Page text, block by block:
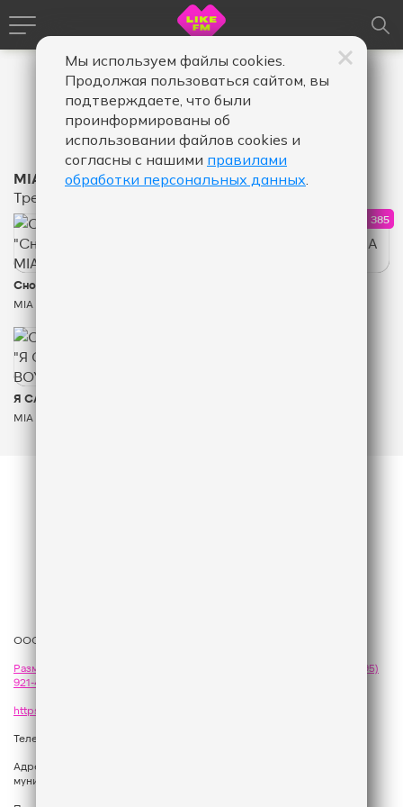
MIA BOYKA
Треки
КОЛИЧЕСТВО ЛАЙКОВ ЗА "СНОВА ДОЖДЬ - MIA
Снова Дождь
MIA BOYKA
1 385
Я САМАЯ
MIA BOYKA
ООО «ГПМ Радио», 2026
Размещение рекламы
+7 (495)
921-40-41
https://gpmsaleshouse.ru/
Телефон редакции:
Адрес: 129075, Российская Федерация, город Москва, вн.тер.г.
муниципальный округ Останкинский, улица Новомосковская, дом 12.
Мы используем файлы cookies.
Продолжая пользоваться сайтом, вы
подтверждаете, что были
проинформированы об
использовании файлов cookies и
согласны с нашими правилами
обработки персональных данных.